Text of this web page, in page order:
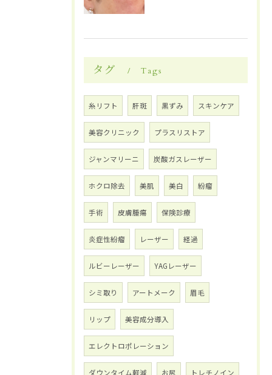
タグ Tags
糸リフト 肝斑 黒ずみ スキンケア
美容クリニック プラスリストア
ジャンマリーニ 炭酸ガスレーザー
ホクロ除去 美肌 美白 紛瘤
手術 皮膚腫瘍 保険診療
炎症性紛瘤 レーザー 経過
ルビーレーザー YAGレーザー
シミ取り アートメーク 眉毛
リップ 美容成分導入
エレクトロポレーション
ダウンタイム軽減 お尻 トレチノイン